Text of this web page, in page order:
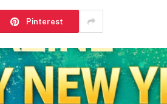
Pinterest